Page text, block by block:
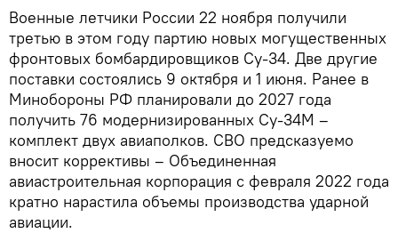
Военные летчики России 22 ноября получили
третью в этом году партию новых могущественных
фронтовых бомбардировщиков Су-34. Две другие
поставки состоялись 9 октября и 1 июня. Ранее в
Минобороны РФ планировали до 2027 года
получить 76 модернизированных Су-34М –
комплект двух авиаполков. СВО предсказуемо
вносит коррективы – Объединенная
авиастроительная корпорация с февраля 2022 года
кратно нарастила объемы производства ударной
авиации.